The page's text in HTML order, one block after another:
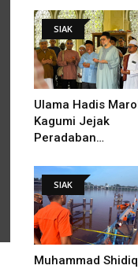
Tindak Lanjut
PHI SIAK
Ulama Hadis
Kagumi Jejak
Peradaban
Ziarahi Makam
Hingga Pendiri
Pekanbaru
SIAK
Muhammad